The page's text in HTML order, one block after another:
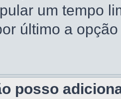
um tempo
último a
posso